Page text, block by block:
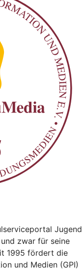
Jugend
zwar für seine
1995 fördert die
und Medien (GPI)